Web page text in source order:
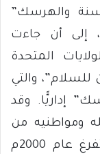
والهرسك”
إلى أن جاءت
المتحدة
للسلام”، والتي
إداريًّا. وقد
ومواطنيه من
شنائع الحرب الصليبيَّة الصربية. وتفرغ عام 2000م